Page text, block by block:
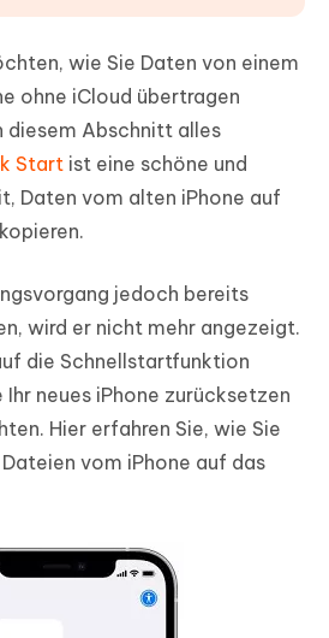
wie Sie Daten von einem
ohne iCloud übertragen
diesem Abschnitt alles
Start ist eine schöne und
Daten vom alten iPhone auf
jedoch bereits
wird er nicht mehr angezeigt.
die Schnellstartfunktion
Ihr neues iPhone zurücksetzen
Hier erfahren Sie, wie Sie
vom iPhone auf das